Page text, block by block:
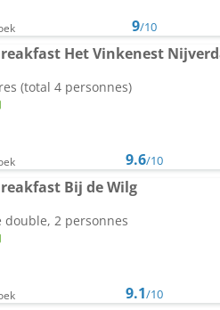
9/10
Het Vinkenest
(total 4 personnes)
9.6/10
Bij de Wilg
double, 2 personnes
9.1/10